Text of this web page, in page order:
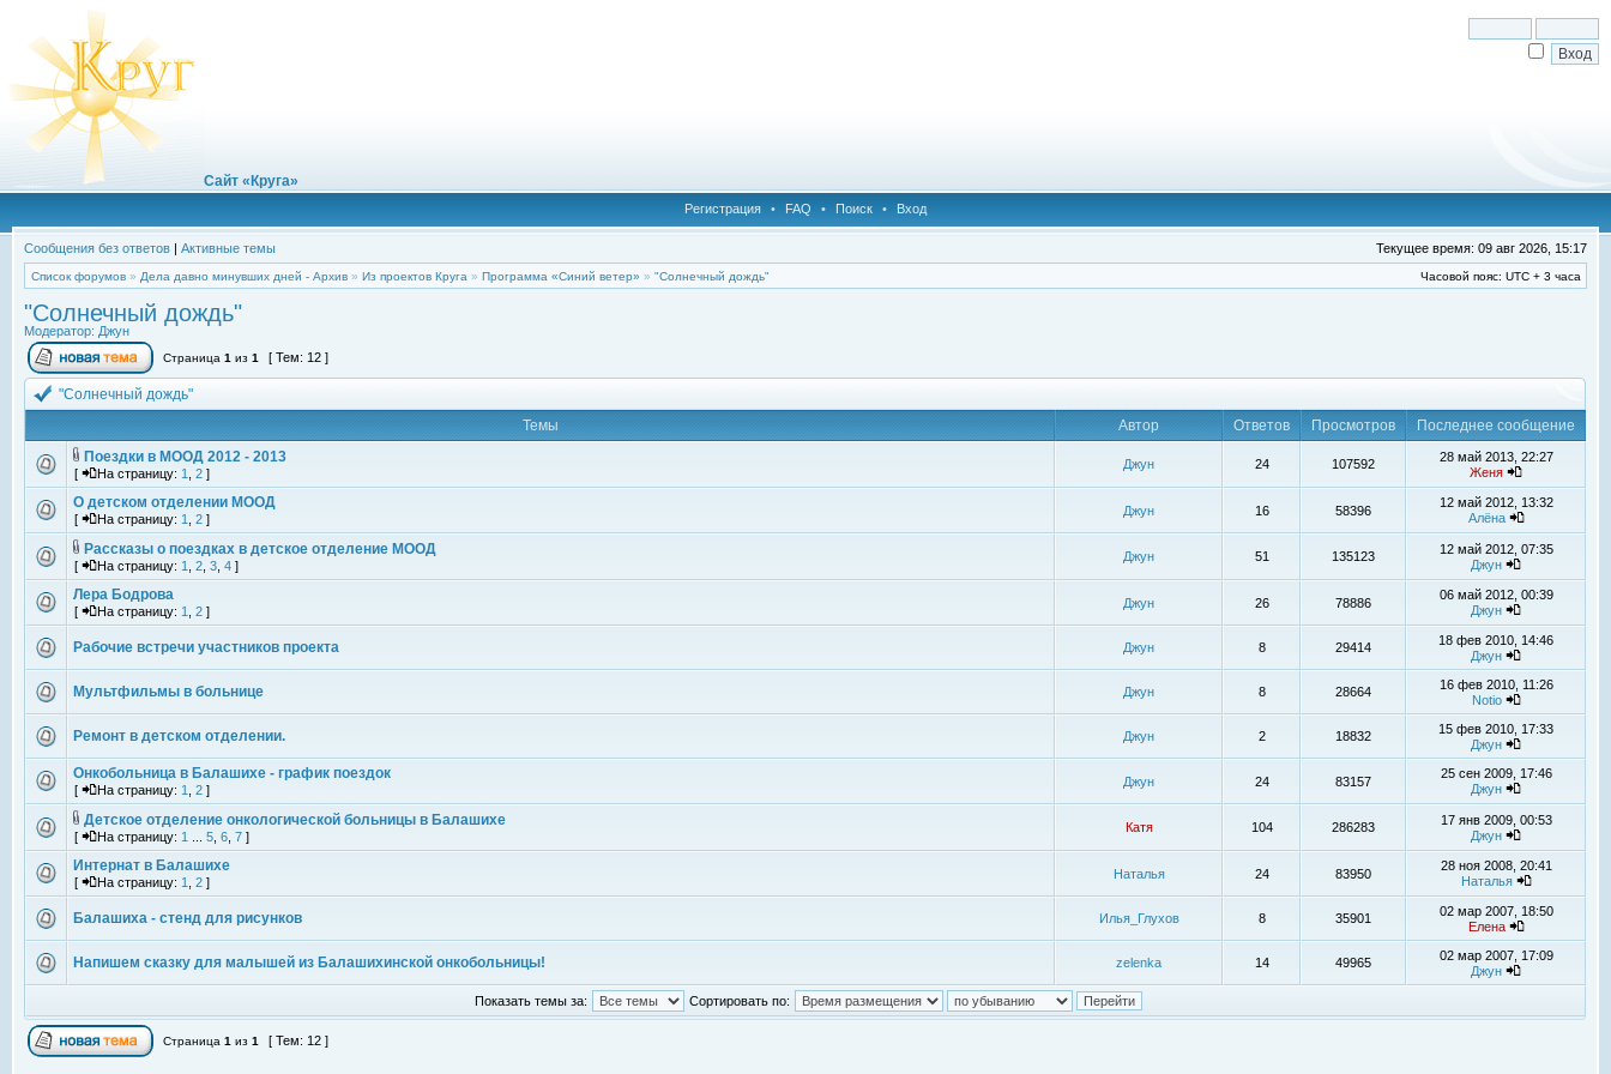
Сайт «Круга»
Регистрация • FAQ • Поиск • Вход
Сообщения без ответов | Активные темы Текущее время: 09 авг 2026, 15:17
Список форумов » Дела давно минувших дней - Архив » Из проектов Круга » Программа «Синий ветер» » "Солнечный дождь" Часовой пояс: UTC + 3 часа
"Солнечный дождь"
Модератор: Джун
Страница 1 из 1 [ Тем: 12 ]
"Солнечный дождь"
Темы
Автор Ответов Просмотров
Последнее сообщение
Поездки в МООД 2012 - 2013
[ На страницу: 1 2 ]
Джун 24 107592
28 май 2013, 22:27
Женя
О детском отделении МООД
[ На страницу: 1 2 ]
Джун 16 58396
12 май 2012, 13:32
Алёна
Рассказы о поездках в детское отделение МООД
[ На страницу: 1 2 3 4 ]
Джун 51 135123
12 май 2012, 07:35
Джун
Лера Бодрова
[ На страницу: 1 2 ]
Джун 26 78886
06 май 2012, 00:39
Джун
Рабочие встречи участников проекта Джун 8 29414
18 фев 2010, 14:46
Джун
Мультфильмы в больнице Джун 8 28664
16 фев 2010, 11:26
Notio
Ремонт в детском отделении. Джун 2 18832
15 фев 2010, 17:33
Джун
Онкобольница в Балашихе - график поездок
[ На страницу: 1 2 ]
Джун 24 83157
25 сен 2009, 17:46
Джун
Детское отделение онкологической больницы в Балашихе
[ На страницу: 1 5 6 7 ]
Катя 104 286283
17 янв 2009, 00:53
Джун
Интернат в Балашихе
[ На страницу: 1 2 ]
Наталья 24 83950
28 ноя 2008, 20:41
Наталья
Балашиха - стенд для рисунков Илья_Глухов 8 35901
02 мар 2007, 18:50
Елена
Напишем сказку для малышей из Балашихинской онкобольницы! zelenka 14 49965
02 мар 2007, 17:09
Джун
Показать темы за: Сортировать по:
Страница 1 из 1 [ Тем: 12 ]